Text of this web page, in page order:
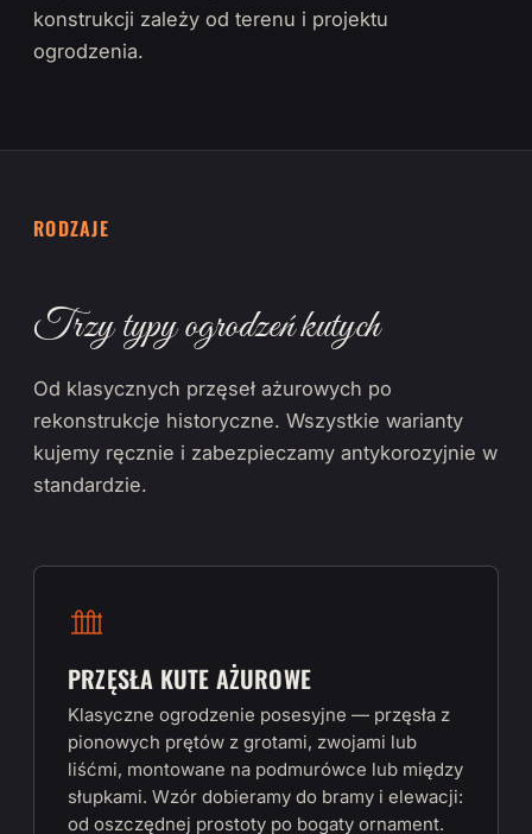
konstrukcji zależy od terenu i projektu
ogrodzenia.
RODZAJE
Trzy typy ogrodzeń kutych
Od klasycznych przęseł ażurowych po
rekonstrukcje historyczne. Wszystkie warianty
kujemy ręcznie i zabezpieczamy antykorozyjnie w
standardzie.
PRZĘSŁA KUTE AŻUROWE
Klasyczne ogrodzenie posesyjne — przęsła z
pionowych prętów z grotami, zwojami lub
liśćmi, montowane na podmurówce lub między
słupkami. Wzór dobieramy do bramy i elewacji:
od oszczędnej prostoty po bogaty ornament.